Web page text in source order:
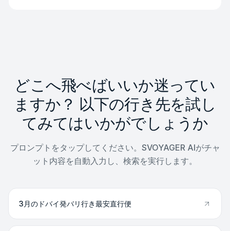
どこへ飛べばいいか迷ってい
ますか？ 以下の行き先を試し
てみてはいかがでしょうか
プロンプトをタップしてください。SVOYAGER AIがチャ
ット内容を自動入力し、検索を実行します。
3月のドバイ発バリ行き最安直行便